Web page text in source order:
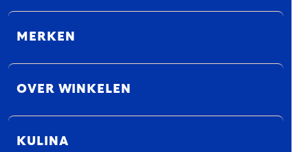
MERKEN
OVER WINKELEN
KULINA